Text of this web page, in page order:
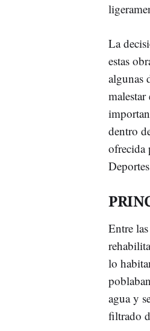
La
estas
algunas
dentro
ofrecida
Entre
lo
agua y
filtrado